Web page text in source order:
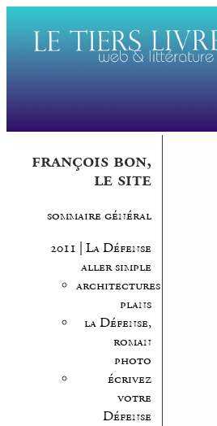
françois bon,
le site
sommaire général
2011 | La Défense
aller simple
architectures,
plans
la Défense,
roman
photo
écrivez
votre
Défense